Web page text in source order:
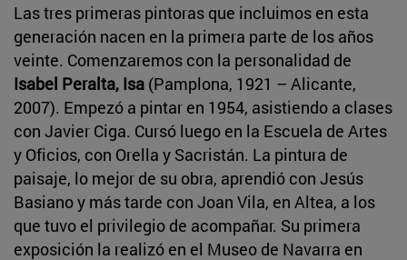
Las tres primeras pintoras que incluimos en esta
generación nacen en la primera parte de los años
veinte. Comenzaremos con la personalidad de
Isabel Peralta, Isa (Pamplona, 1921 – Alicante,
2007). Empezó a pintar en 1954, asistiendo a clases
con Javier Ciga. Cursó luego en la Escuela de Artes
y Oficios, con Orella y Sacristán. La pintura de
paisaje, lo mejor de su obra, aprendió con Jesús
Basiano y más tarde con Joan Vila, en Altea, a los
que tuvo el privilegio de acompañar. Su primera
exposición la realizó en el Museo de Navarra en